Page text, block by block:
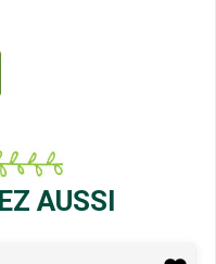
AUSSI